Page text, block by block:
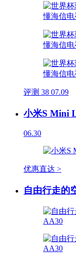
评测 38 07.09
小米S Mini
06.30
优惠直达 >
自由行走的